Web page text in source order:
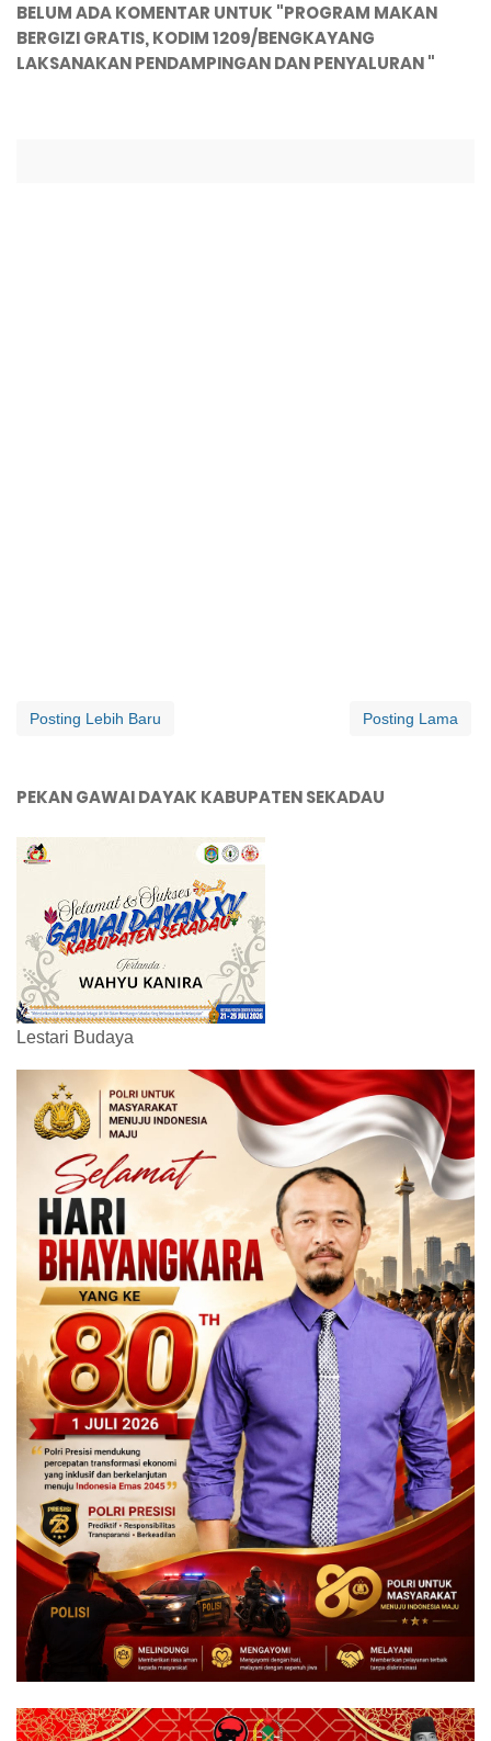
BELUM ADA KOMENTAR UNTUK "PROGRAM MAKAN
BERGIZI GRATIS, KODIM 1209/BENGKAYANG
LAKSANAKAN PENDAMPINGAN DAN PENYALURAN "
Posting Lebih Baru Posting Lama
PEKAN GAWAI DAYAK KABUPATEN SEKADAU
Lestari Budaya